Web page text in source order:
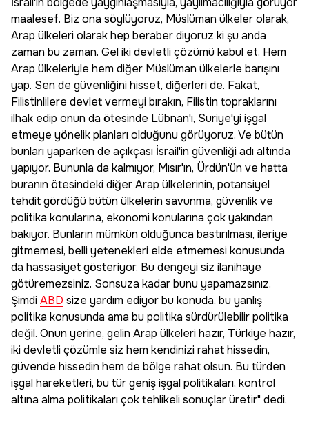
maalesef. Biz ona söylüyoruz, Müslüman ülkeler olarak,
Arap ülkeleri olarak hep beraber diyoruz ki şu anda
zaman bu zaman. Gel iki devletli çözümü kabul et. Hem
Arap ülkeleriyle hem diğer Müslüman ülkelerle barışını
yap. Sen de güvenliğini hisset, diğerleri de. Fakat,
Filistinlilere devlet vermeyi bırakın, Filistin topraklarını
ilhak edip onun da ötesinde Lübnan'ı, Suriye'yi işgal
etmeye yönelik planları olduğunu görüyoruz. Ve bütün
bunları yaparken de açıkçası İsrail'in güvenliği adı altında
yapıyor. Bununla da kalmıyor, Mısır'ın, Ürdün'ün ve hatta
buranın ötesindeki diğer Arap ülkelerinin, potansiyel
tehdit gördüğü bütün ülkelerin savunma, güvenlik ve
politika konularına, ekonomi konularına çok yakından
bakıyor. Bunların mümkün olduğunca bastırılması, ileriye
gitmemesi, belli yetenekleri elde etmemesi konusunda
da hassasiyet gösteriyor. Bu dengeyi siz ilanihaye
götüremezsiniz. Sonsuza kadar bunu yapamazsınız.
ŞimdiABD size yardım ediyor bu konuda, bu yanlış
politika konusunda ama bu politika sürdürülebilir politika
değil. Onun yerine, gelin Arap ülkeleri hazır, Türkiye hazır,
iki devletli çözümle siz hem kendinizi rahat hissedin,
güvende hissedin hem de bölge rahat olsun. Bu türden
işgal hareketleri, bu tür geniş işgal politikaları, kontrol
altına alma politikaları çok tehlikeli sonuçlar üretir" dedi.